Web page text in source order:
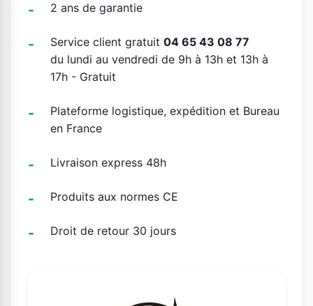
2 ans de garantie
Service client gratuit 04 65 43 08 77
du lundi au vendredi de 9h à 13h et 13h à
17h - Gratuit
Plateforme logistique, expédition et Bureau
en France
Livraison express 48h
Produits aux normes CE
Droit de retour 30 jours